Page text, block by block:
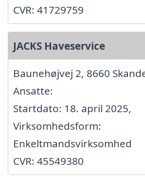
CVR: 41729759
JACKS Haveservice
Baunehøjvej 2, 8660
Ansatte:
Startdato: 18. april 2025,
Virksomhedsform:
Enkeltmandsvirksomhed
CVR: 45549380